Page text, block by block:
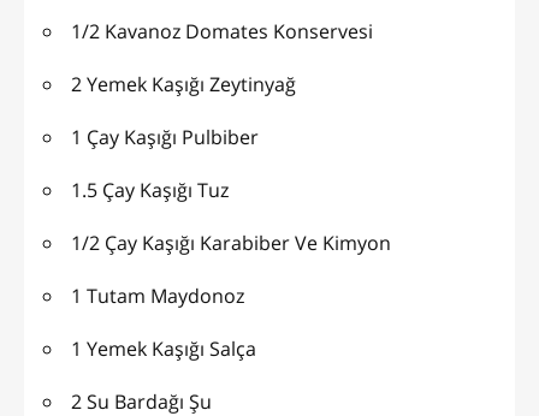
1/2 Kavanoz Domates Konservesi
2 Yemek Kaşığı Zeytinyağ
1 Çay Kaşığı Pulbiber
1.5 Çay Kaşığı Tuz
1/2 Çay Kaşığı Karabiber Ve Kimyon
1 Tutam Maydonoz
1 Yemek Kaşığı Salça
2 Su Bardağı Şu